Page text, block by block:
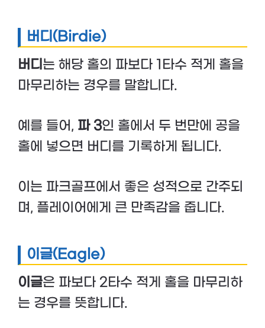
버디(Birdie)
버디 는 해당 홀의 파보다 1타수 적게 홀을
마무리하는 경우를 말합니다.
예를 들어, 파 3인 홀에서 두 번만에 공을
홀에 넣으면 버디를 기록하게 됩니다.
이는 파크골프에서 좋은 성적으로 간주되
며, 플레이어에게 큰 만족감을 줍니다.
이글(Eagle)
이글은 파보다 2타수 적게 홀을 마무리하
는 경우를 뜻합니다.